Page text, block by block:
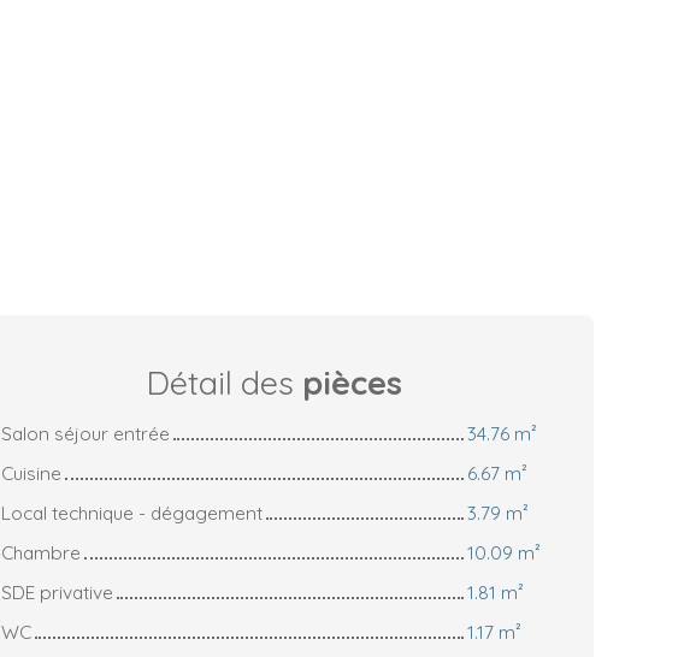
Détail des pièces
Salon séjour entrée
34.76 m²
Cuisine
6.67 m²
Local technique - dégagement
3.79 m²
Chambre
10.09 m²
SDE privative
1.81 m²
WC
1.17 m²